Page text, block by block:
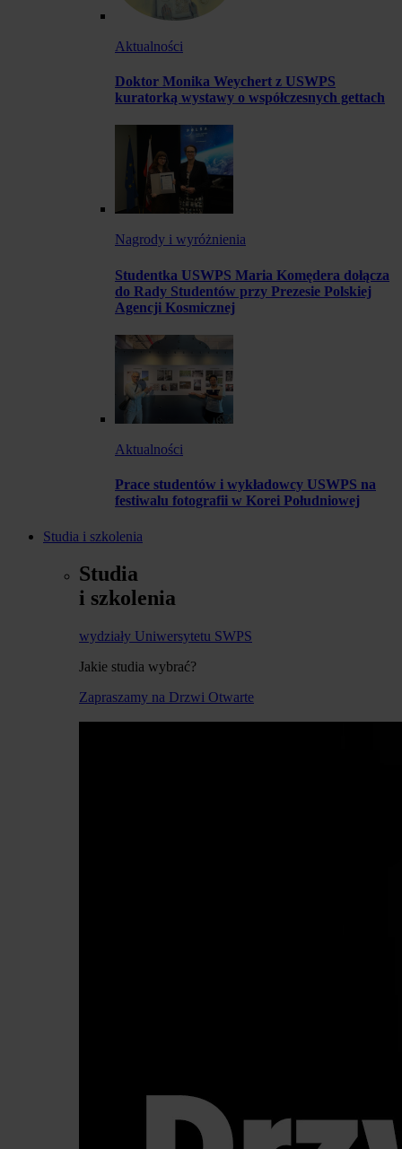
Aktualności
Doktor Monika Weychert z USWPS
kuratorką wystawy o współczesnych gettach
Nagrody i wyróżnienia
Studentka USWPS Maria Komędera dołącza
do Rady Studentów przy Prezesie Polskiej
Agencji Kosmicznej
Aktualności
Prace studentów i wykładowcy USWPS na
festiwalu fotografii w Korei Południowej
Studia i szkolenia
Studia
i szkolenia
wydziały Uniwersytetu SWPS
Jakie studia wybrać?
Zapraszamy na Drzwi Otwarte